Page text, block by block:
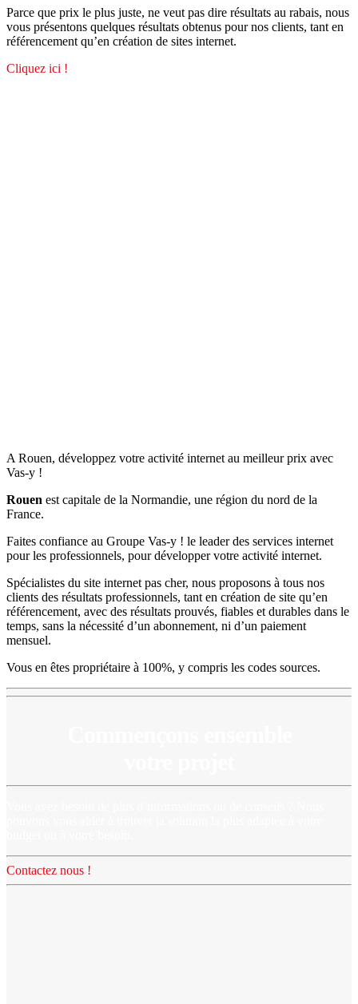
Parce que prix le plus juste, ne veut pas dire résultats au rabais, nous
vous présentons quelques résultats obtenus pour nos clients, tant en
référencement qu’en création de sites internet.
Cliquez ici !
A Rouen, développez votre activité internet au meilleur prix avec
Vas-y !
Rouen est capitale de la Normandie, une région du nord de la
France.
Faites confiance au Groupe Vas-y ! le leader des services internet
pour les professionnels, pour développer votre activité internet.
Spécialistes du site internet pas cher, nous proposons à tous nos
clients des résultats professionnels, tant en création de site qu’en
référencement, avec des résultats prouvés, fiables et durables dans le
temps, sans la nécessité d’un abonnement, ni d’un paiement
mensuel.
Vous en êtes propriétaire à 100%, y compris les codes sources.
Contactez nous !